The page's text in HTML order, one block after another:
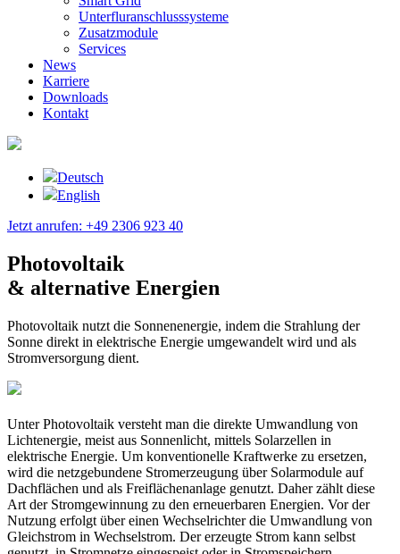
Unterfluranschlusssysteme
Zusatzmodule
Services
News
Karriere
Downloads
Kontakt
Deutsch
English
Jetzt anrufen: +49 2306 923 40
Photovoltaik
& alternative Energien
Photovoltaik nutzt die Sonnenenergie, indem die Strahlung der
Sonne direkt in elektrische Energie umgewandelt wird und als
Stromversorgung dient.
Unter Photovoltaik versteht man die direkte Umwandlung von
Lichtenergie, meist aus Sonnenlicht, mittels Solarzellen in
elektrische Energie. Um konventionelle Kraftwerke zu ersetzen,
wird die netzgebundene Stromerzeugung über Solarmodule auf
Dachflächen und als Freiflächenanlage genutzt. Daher zählt diese
Art der Stromgewinnung zu den erneuerbaren Energien. Vor der
Nutzung erfolgt über einen Wechselrichter die Umwandlung von
Gleichstrom in Wechselstrom. Der erzeugte Strom kann selbst